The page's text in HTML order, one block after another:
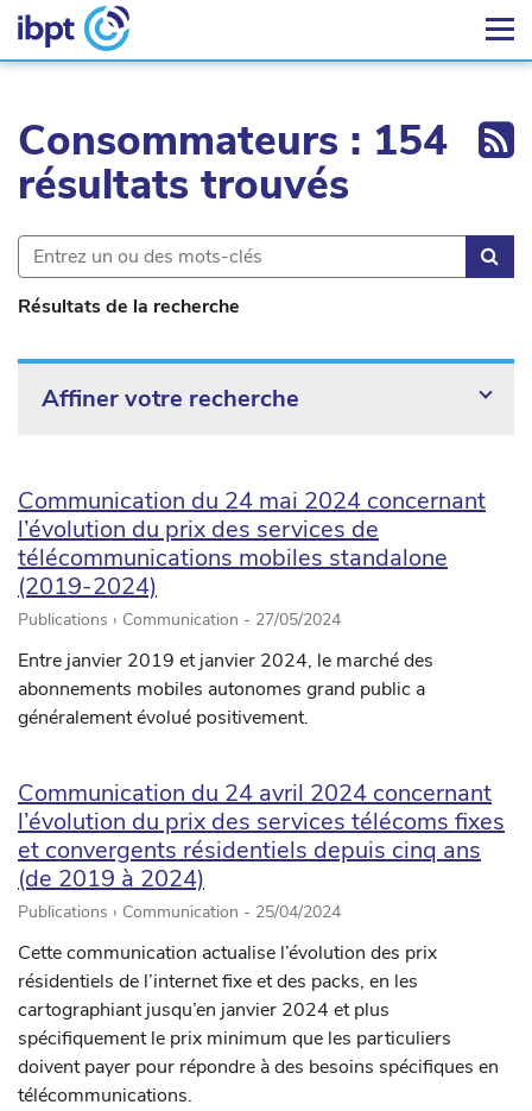
Consommateurs : 154
résultats trouvés
Résultats de la recherche
Affiner votre recherche
Communication du 24 mai 2024 concernant
l’évolution du prix des services de
télécommunications mobiles standalone
(2019-2024)
Publications › Communication - 27/05/2024
Entre janvier 2019 et janvier 2024, le marché des
abonnements mobiles autonomes grand public a
généralement évolué positivement.
Communication du 24 avril 2024 concernant
l’évolution du prix des services télécoms fixes
et convergents résidentiels depuis cinq ans
(de 2019 à 2024)
Publications › Communication - 25/04/2024
Cette communication actualise l’évolution des prix
résidentiels de l’internet fixe et des packs, en les
cartographiant jusqu’en janvier 2024 et plus
spécifiquement le prix minimum que les particuliers
doivent payer pour répondre à des besoins spécifiques en
télécommunications.